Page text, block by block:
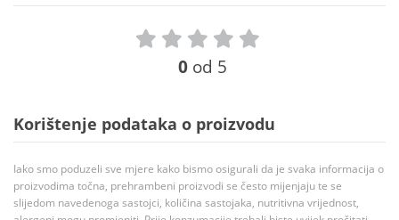
0 od 5
Korištenje podataka o proizvodu
Iako smo poduzeli sve mjere kako bismo osigurali da je svaka informacija o
proizvodima točna, prehrambeni proizvodi se često mijenjaju te se
slijedom navedenoga sastojci, količina sastojaka, nutritivna vrijednost,